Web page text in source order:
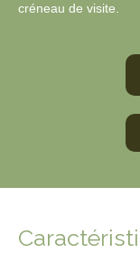
créneau de visite.